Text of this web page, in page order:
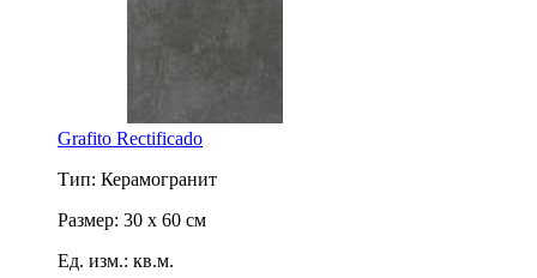
Grafito Rectificado
Тип: Керамогранит
Размер: 30 x 60 см
Ед. изм.: кв.м.